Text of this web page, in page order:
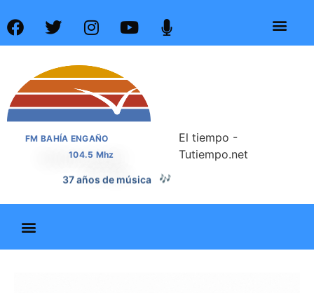
FM BAHÍA ENGAÑO
104.5 Mhz
37 años de noticias 📰
El tiempo -
Tutiempo.net